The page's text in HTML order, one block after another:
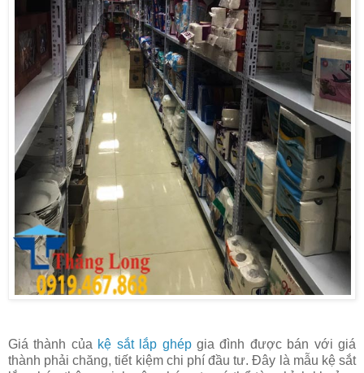
Giá thành của kệ sắt lắp ghépgia đình được bán với giá
thành phải chăng, tiết kiệm chi phí đầu tư. Đây là mẫu kệ sắt